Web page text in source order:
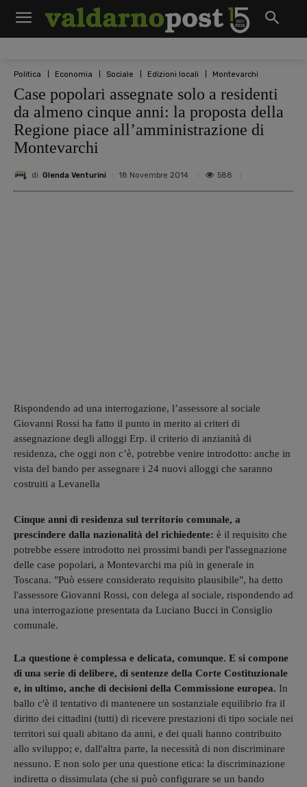
Politica Economia Sociale Edizioni locali Montevarchi
Case popolari assegnate solo a residenti
da almeno cinque anni: la proposta della
Regione piace all’amministrazione di
Montevarchi
di Glenda Venturini 18 Novembre 2014 588
Rispondendo ad una interrogazione, l’assessore al sociale
Giovanni Rossi ha fatto il punto in merito ai criteri di
assegnazione degli alloggi Erp. il criterio di anzianità di
residenza, che oggi non c’è, potrebbe venire introdotto: anche in
vista del bando per assegnare i 24 nuovi alloggi che saranno
costruiti a Levanella
Cinque anni di residenza sul territorio comunale, a
prescindere dalla nazionalità del richiedente: è il requisito che
potrebbe essere introdotto nei prossimi bandi per l'assegnazione
delle case popolari, a Montevarchi ma più in generale in
Toscana. "Può essere considerato requisito plausibile", ha detto
l'assessore Giovanni Rossi, con delega al sociale, rispondendo ad
una interrogazione presentata da Luciano Bucci in Consiglio
comunale.
La questione è complessa e delicata, comunque. E si compone
di una serie di delibere, di sentenze della Corte Costituzionale
e, in ultimo, anche di decisioni della Commissione europea. In
ballo c'è il tentativo di mantenere un sostanziale equilibrio fra il
diritto dei cittadini (tutti) di ricevere prestazioni di tipo sociale nei
territori sui quali abitano da anni, e dei quali hanno contribuito
allo sviluppo; e, dall'altra parte, la necessità di non discriminare
nessuno. E non solo per una questione etica: la discriminazione
indiretta o dissimulata (che si può configurare se un bando